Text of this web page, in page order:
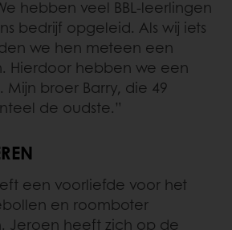
hebben veel BBL-leerlingen
bedrijf opgeleid. Als wij iets
we hen meteen een
Hierdoor hebben we een
broer Barry, die 49
de oudste.”
een voorliefde voor het
en roomboter
Jeroen heeft zich op de